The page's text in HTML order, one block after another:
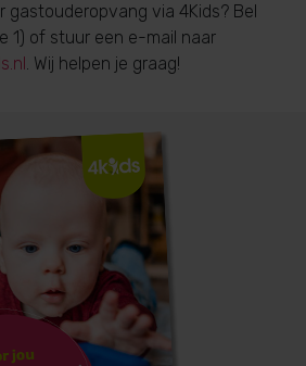
gastouderopvang via 4Kids? Bel
1) of stuur een e-mail naar
. Wij helpen je graag!